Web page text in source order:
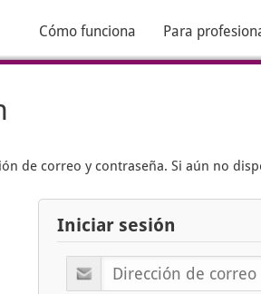
Cómo funciona Para
de correo y contraseña. Si aún no
Iniciar sesión